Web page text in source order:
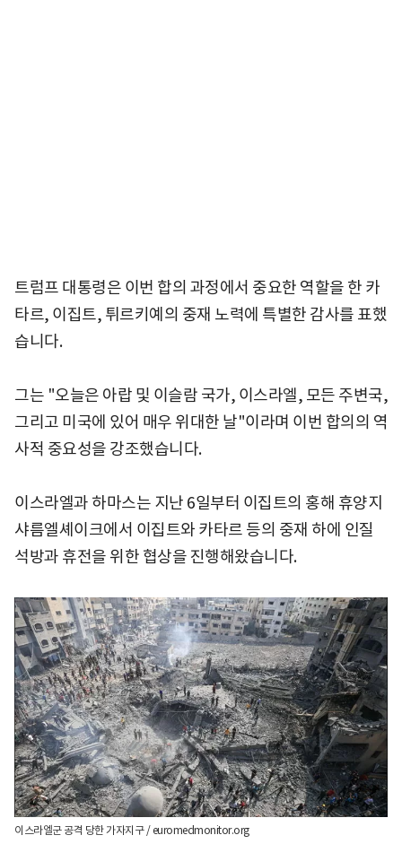
트럼프 대통령은 이번 합의 과정에서 중요한 역할을 한 카
타르, 이집트, 튀르키예의 중재 노력에 특별한 감사를 표했
습니다.
그는 "오늘은 아랍 및 이슬람 국가, 이스라엘, 모든 주변국,
그리고 미국에 있어 매우 위대한 날"이라며 이번 합의의 역
사적 중요성을 강조했습니다.
이스라엘과 하마스는 지난 6일부터 이집트의 홍해 휴양지
샤름엘셰이크에서 이집트와 카타르 등의 중재 하에 인질
석방과 휴전을 위한 협상을 진행해왔습니다.
이스라엘군 공격 당한 가자지구 / euromedmonitor.org